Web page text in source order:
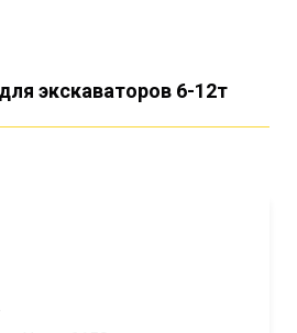
экскаваторов 6-12т